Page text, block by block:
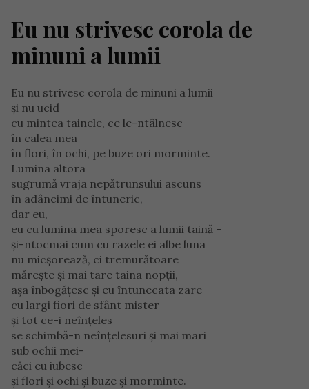
Eu nu strivesc corola de
minuni a lumii
Eu nu strivesc corola de minuni a lumii
şi nu ucid
cu mintea tainele, ce le-ntâlnesc
în calea mea
în flori, în ochi, pe buze ori morminte.
Lumina altora
sugrumă vraja nepătrunsului ascuns
în adâncimi de întuneric,
dar eu,
eu cu lumina mea sporesc a lumii taină –
şi-ntocmai cum cu razele ei albe luna
nu micşorează, ci tremurătoare
măreşte şi mai tare taina nopţii,
aşa înbogăţesc şi eu întunecata zare
cu largi fiori de sfânt mister
şi tot ce-i neînţeles
se schimbă-n neînţelesuri şi mai mari
sub ochii mei-
căci eu iubesc
şi flori şi ochi şi buze şi morminte.